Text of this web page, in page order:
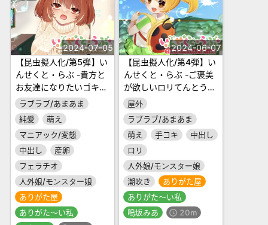
2024-07-05
【昆虫擬人化/第5弾】い
んせくと・らぶ -貴方と
お友達になりたいゴキブ
リ娘編-【純愛/産卵】
ラブラブ/あまあま
純愛
萌え
マニアック/変態
中出し
産卵
フェラチオ
人外娘/モンスター娘
ありがた屋
ありがた～い私
2024-06-07
【昆虫擬人化/第4弾】い
んせくと・らぶ -ご褒美
が欲しいロリてんとう虫
ちゃん編-【ラブラブ/ご
褒美えっち】
屋外
ラブラブ/あまあま
萌え
手コキ
中出し
ロリ
人外娘/モンスター娘
潮吹き
ありがた屋
ありがた～い私
鳴坂みあ
schedule 20m